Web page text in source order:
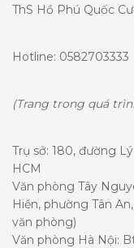
ThS Hồ Phú Quốc
Hotline: 0582703333
(Trang trong quá
Trụ sở: 180, đường
HCM
Văn phòng Tây
Hiền, phường Tân
văn phòng)
Văn phòng Hà Nội: